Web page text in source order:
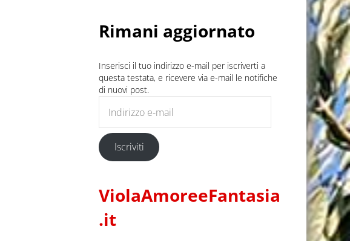
Rimani aggiornato
Inserisci il tuo indirizzo e-mail per iscriverti a
questa testata, e ricevere via e-mail le notifiche
di nuovi post.
Iscriviti
ViolaAmoreeFantasia
.it